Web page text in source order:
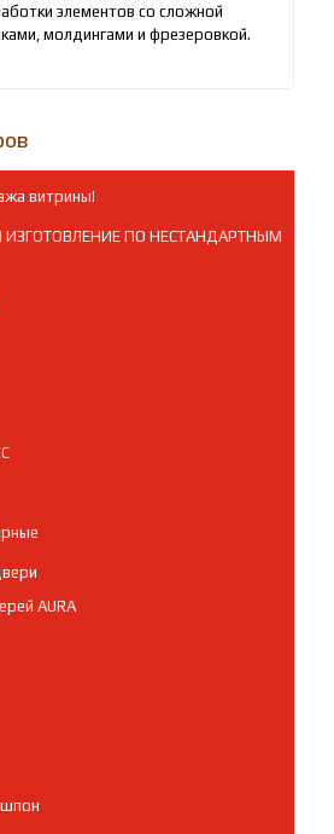
элементов со сложной
молдингами и фрезеровкой.
витрины!
ПО НЕСТАНДАРТНЫМ
AURA